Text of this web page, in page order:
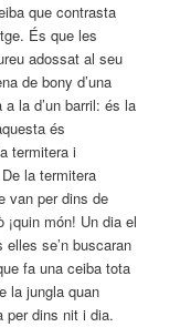
que contrasta
És que les
adossat al seu
de bony d’una
la d’un barril: és la
és
termitera i
la termitera
van per dins de
¡quin món! Un dia el
se’n buscaran
fa una ceiba tota
la jungla quan
per dins nit i dia.